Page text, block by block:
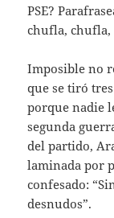
PSE?
chufla, chufla,
Imposible no
que se tiró
porque nadie
segunda
del partido,
laminada por
confesado:
desnudos”.